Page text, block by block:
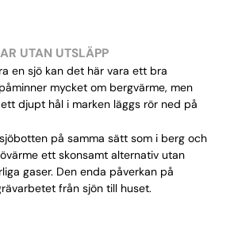
UTAN UTSLÄPP
en sjö kan det här vara ett bra
mycket om bergvärme, men
djupt hål i marken läggs rör ned på
på samma sätt som i berg och
ett skonsamt alternativ utan
gaser. Den enda påverkan på
från sjön till huset.